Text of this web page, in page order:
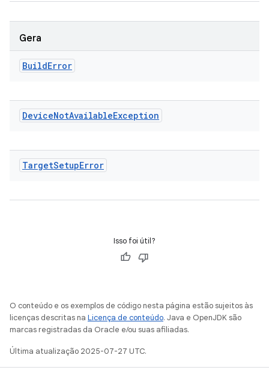
Gera
BuildError
DeviceNotAvailableException
TargetSetupError
Isso foi útil?
O conteúdo e os exemplos de código nesta página estão sujeitos às
licenças descritas na Licença de conteúdo. Java e OpenJDK são
marcas registradas da Oracle e/ou suas afiliadas.
Última atualização 2025-07-27 UTC.